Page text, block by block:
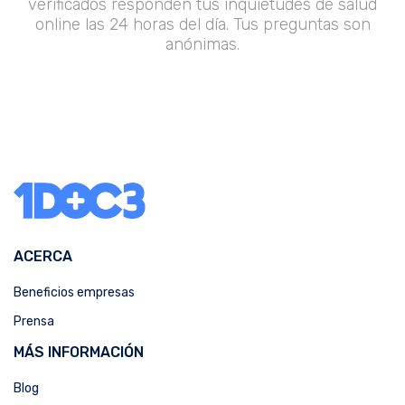
verificados responden tus inquietudes de salud
online las 24 horas del día. Tus preguntas son
anónimas.
ACERCA
Beneficios empresas
Prensa
MÁS INFORMACIÓN
Blog